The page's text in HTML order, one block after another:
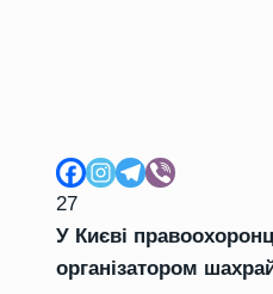
27
У Києві
організатором